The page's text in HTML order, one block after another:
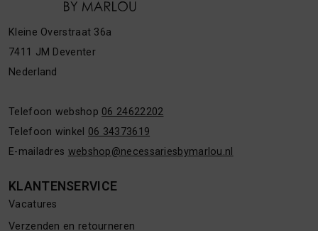
Kleine Overstraat 36a
7411 JM Deventer
Nederland
Telefoon webshop 06 24622202
Telefoon winkel 06 34373619
E-mailadres webshop@necessariesbymarlou.nl
KLANTENSERVICE
Vacatures
Verzenden en retourneren